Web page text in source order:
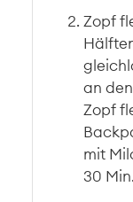
Zopf
an
Zopf
mit
30